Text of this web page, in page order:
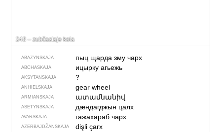
248 – zubčastaje koła
ABAZYNSKAJA пыц щарда зму чарх
ABCHASKAJA ицырку агьежь
AKSYTANSKAJA ?
ANHIELSKAJA gear wheel
ARMIANSKAJA ատամնանիվ
ASETYNSKAJA дӕндагджын цалх
AVARSKAJA гажахараб чарх
AZERBAJDŽAN­SKAJA dişli çarx